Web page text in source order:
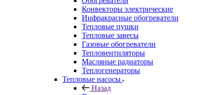
Конвекторы электрические
Инфракрасные обогреватели
Тепловые пушки
Тепловые завесы
Газовые обогреватели
Тепловентиляторы
Масляные радиаторы
Теплогенераторы
Тепловые насосы
Назад